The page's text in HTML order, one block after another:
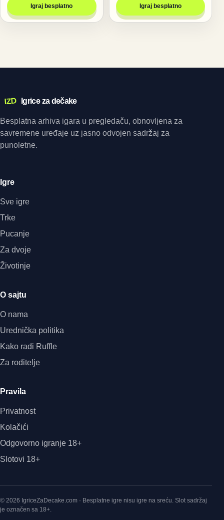
Igraj besplatno Igraj besplatno
IZD Igrice za dečake
Besplatna arhiva igara u pregledaču, obnovljena za
savremene uređaje uz jasno odvojen sadržaj za
punoletne.
Igre
Sve igre
Trke
Pucanje
Za dvoje
Životinje
O sajtu
O nama
Urednička politika
Kako radi Ruffle
Za roditelje
Pravila
Privatnost
Kolačići
Odgovorno igranje 18+
Slotovi 18+
© 2026 IgriceZaDecake.com · Besplatne igre nisu igre na sreću. Slot sadržaj
je označen sa 18+.